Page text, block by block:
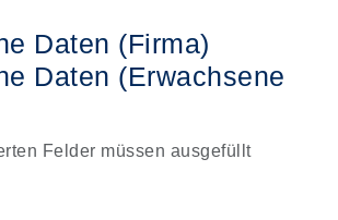
Daten (Firma)
Daten (Erwachsene
Felder müssen ausgefüllt